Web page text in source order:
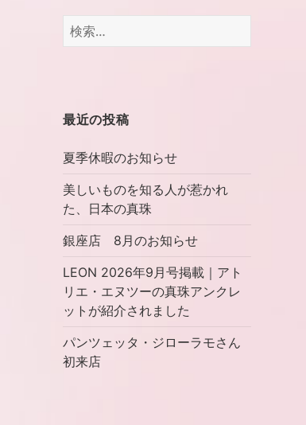
検
最近の投稿
夏季休暇のお知らせ
美しいものを知る人が惹かれ
た、日本の真珠
銀座店 8月のお知らせ
LEON 2026年9月号掲載｜アト
リエ・エヌツーの真珠アンクレ
ットが紹介されました
パンツェッタ・ジローラモさん
初来店